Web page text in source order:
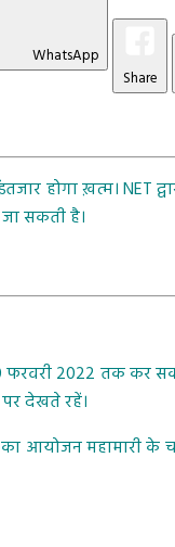
WhatsApp
Share
होगा ख़त्म।
सकती है।
2022 तक कर
देखते रहें।
आयोजन